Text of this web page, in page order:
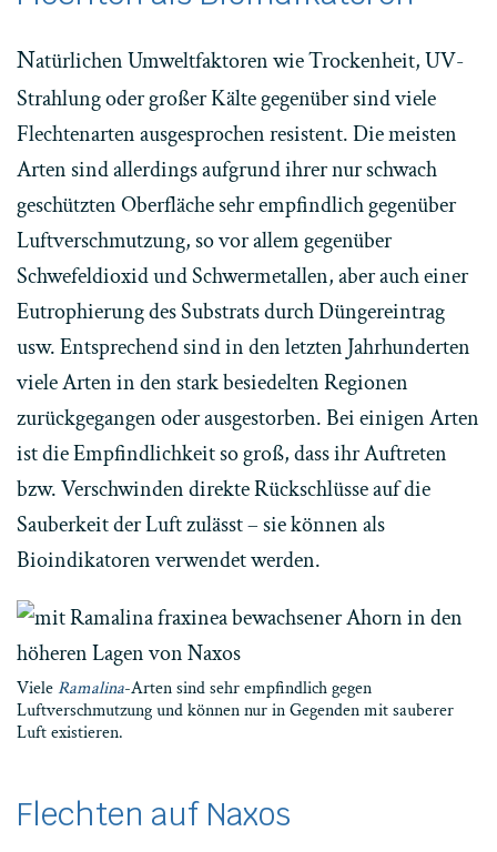
Natürlichen Umweltfaktoren wie Trockenheit, UV-
Strahlung oder großer Kälte gegenüber sind viele
Flechtenarten ausgesprochen resistent. Die meisten
Arten sind allerdings aufgrund ihrer nur schwach
geschützten Oberfläche sehr empfindlich gegenüber
Luftverschmutzung, so vor allem gegenüber
Schwefeldioxid und Schwermetallen, aber auch einer
Eutrophierung des Substrats durch Düngereintrag
usw. Entsprechend sind in den letzten Jahrhunderten
viele Arten in den stark besiedelten Regionen
zurückgegangen oder ausgestorben. Bei einigen Arten
ist die Empfindlichkeit so groß, dass ihr Auftreten
bzw. Verschwinden direkte Rückschlüsse auf die
Sauberkeit der Luft zulässt – sie können als
Bioindikatoren verwendet werden.
VieleRamalina-Arten sind sehr empfindlich gegen
Luftverschmutzung und können nur in Gegenden mit sauberer
Luft existieren.
Flechten auf Naxos